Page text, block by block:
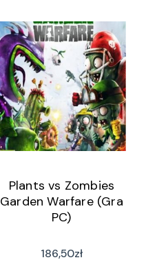
Plants vs Zombies
Garden Warfare (Gra
PC)
186,50zł